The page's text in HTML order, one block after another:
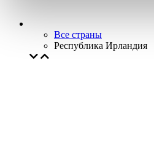
Все страны
Республика Ирландия